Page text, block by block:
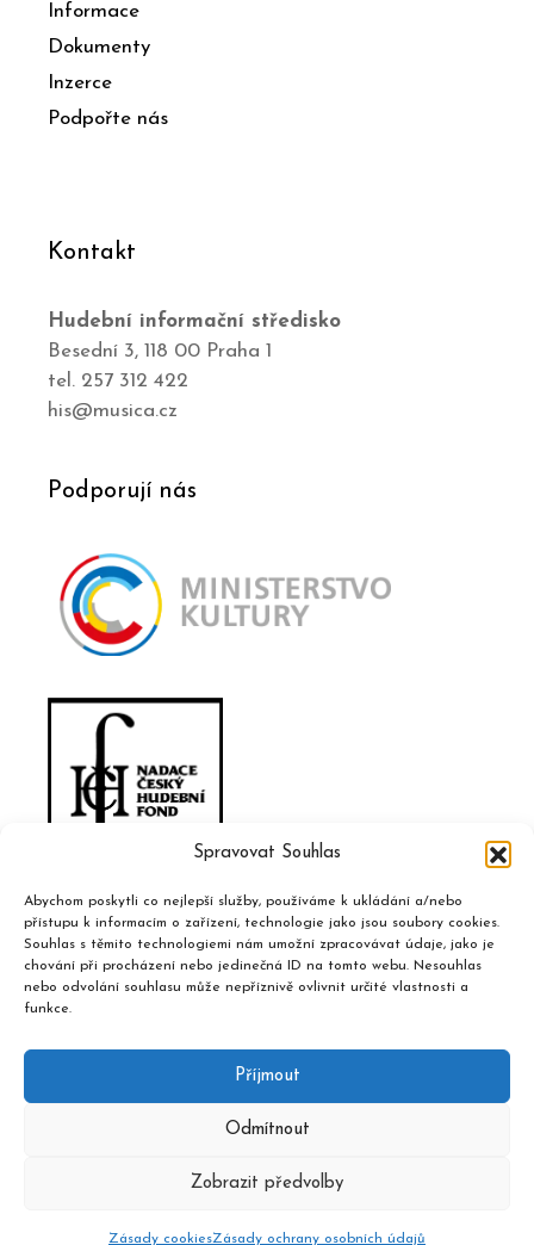
Spravovat Souhlas
Abychom poskytli co nejlepší služby, používáme k ukládání a/nebo
přístupu k informacím o zařízení, technologie jako jsou soubory cookies.
Souhlas s těmito technologiemi nám umožní zpracovávat údaje, jako je
chování při procházení nebo jedinečná ID na tomto webu. Nesouhlas
nebo odvolání souhlasu může nepříznivě ovlivnit určité vlastnosti a
funkce.
Příjmout
Odmítnout
Zobrazit předvolby
Zásady cookiesZásady ochrany osobních údajů
Informace
Dokumenty
Inzerce
Podpořte nás
Kontakt
Hudební informační středisko
Besední 3, 118 00 Praha 1
tel. 257 312 422
his@musica.cz
Podporují nás
Dokument